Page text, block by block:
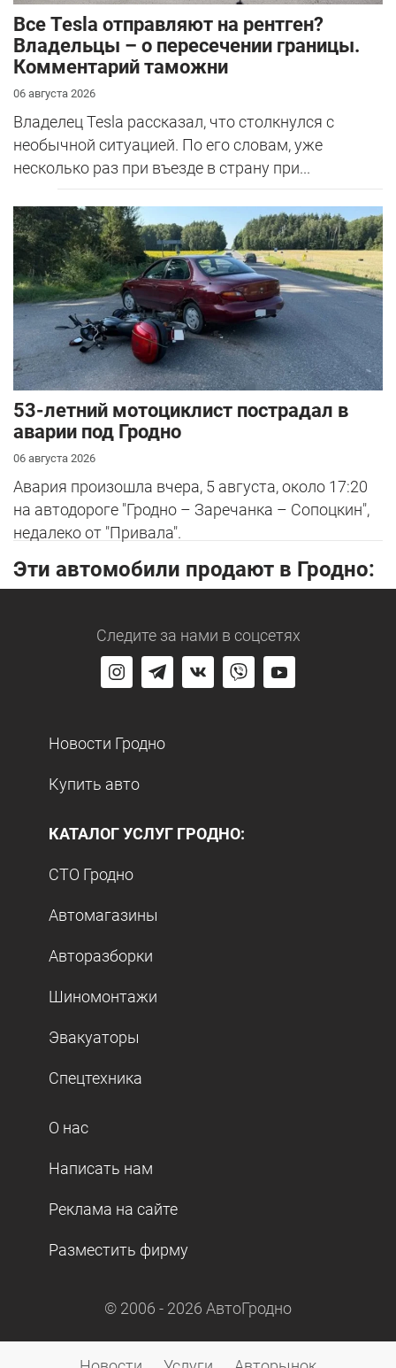
Все Tesla отправляют на рентген?
Владельцы – о пересечении границы.
Комментарий таможни
06 августа 2026
Владелец Tesla рассказал, что столкнулся с
необычной ситуацией. По его словам, уже
несколько раз при въезде в страну при...
53-летний мотоциклист пострадал в
аварии под Гродно
06 августа 2026
Авария произошла вчера, 5 августа, около 17:20
на автодороге "Гродно – Заречанка – Сопоцкин",
недалеко от "Привала".
Эти автомобили продают в Гродно:
Следите за нами в соцсетях
Новости Гродно
Купить авто
КАТАЛОГ УСЛУГ ГРОДНО:
СТО Гродно
Автомагазины
Авторазборки
Шиномонтажи
Эвакуаторы
Спецтехника
О нас
Написать нам
Реклама на сайте
Разместить фирму
© 2006 - 2026 АвтоГродно